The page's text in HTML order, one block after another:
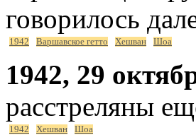
говорилось
1942 Варшавское гетто Хешван Шоа
1942, 29
расстреляны
1942 Хешван Шоа